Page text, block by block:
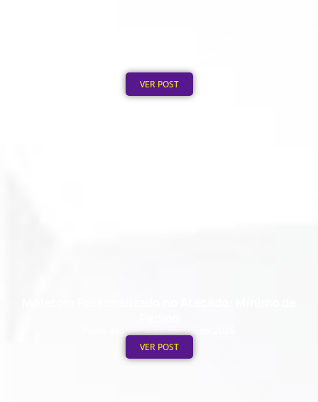
Publicado em: 5 de agosto de 2026
VER POST
Publicado em: 4 de agosto de 2026
VER POST